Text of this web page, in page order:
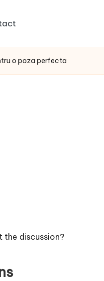
o poza perfecta
the discussion?